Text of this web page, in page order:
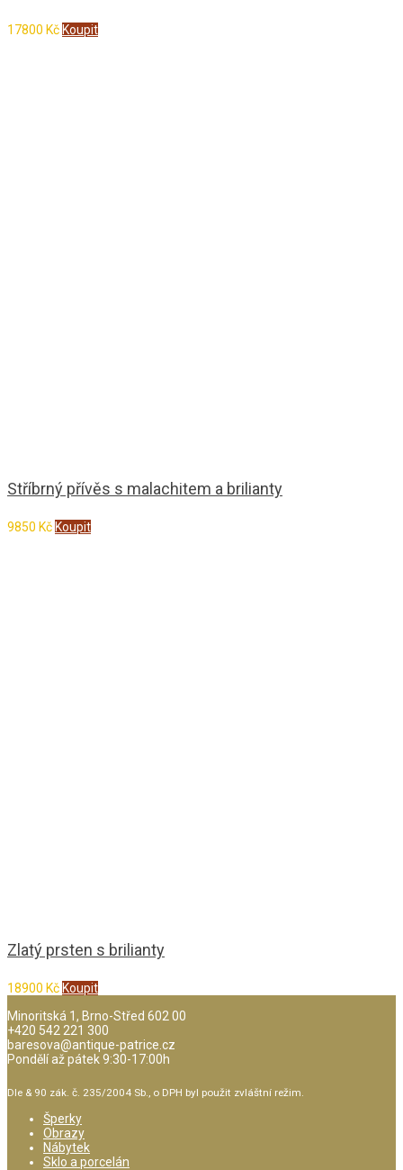
17800 Kč Koupit
Stříbrný přívěs s malachitem a brilianty
9850 Kč Koupit
Zlatý prsten s brilianty
18900 Kč Koupit
Minoritská 1, Brno-Střed 602 00
+420 542 221 300
baresova@antique-patrice.cz
Pondělí až pátek 9:30-17:00h
Dle & 90 zák. č. 235/2004 Sb., o DPH byl použit zvláštní režim.
Šperky
Obrazy
Nábytek
Sklo a porcelán